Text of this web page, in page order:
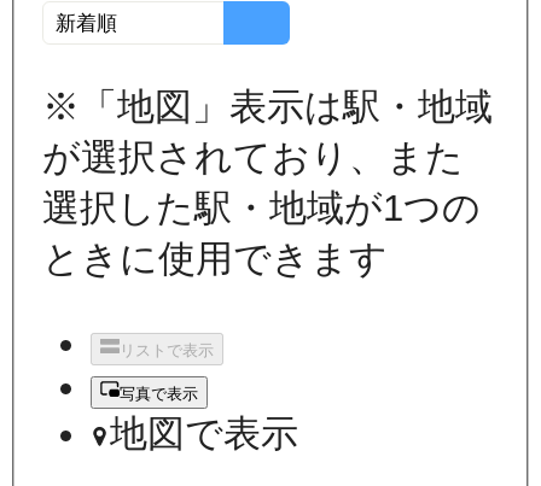
※「地図」表示は駅・地域
が選択されており、また
選択した駅・地域が1つの
ときに使用できます
リストで表示
写真で表示
地図で表示